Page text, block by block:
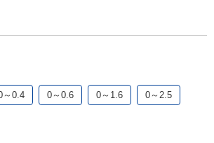
～0.4 0～0.6 0～1.6 0～2.5